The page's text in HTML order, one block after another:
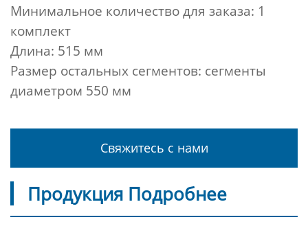
Минимальное количество для заказа: 1
комплект
Длина: 515 мм
Размер остальных сегментов: сегменты
диаметром 550 мм
Свяжитесь с нами
Продукция Подробнее